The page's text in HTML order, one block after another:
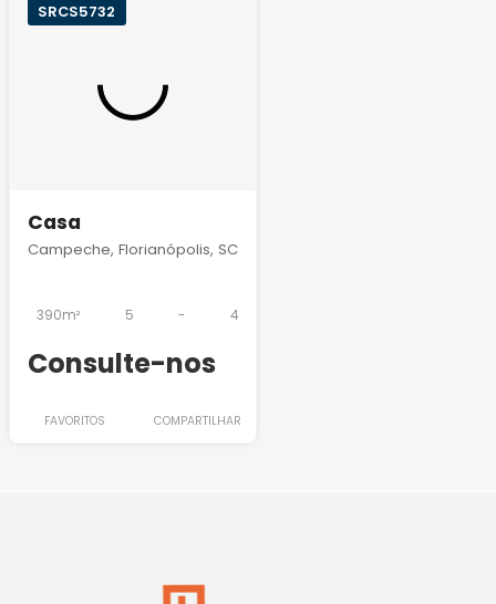
SRCS5732
Casa
Campeche, Florianópolis, SC
390m² 5 - 4
Consulte-nos
FAVORITOS COMPARTILHAR